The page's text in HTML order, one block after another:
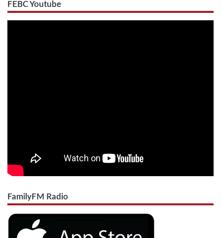
FEBC Youtube
FamilyFM Radio